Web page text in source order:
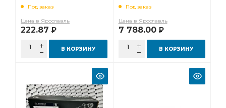
Под заказ
Цена в Ярославль
222.87 Р
В КОРЗИНУ
Под заказ
Цена в Ярославль
7 788.00 Р
В КОРЗИНУ